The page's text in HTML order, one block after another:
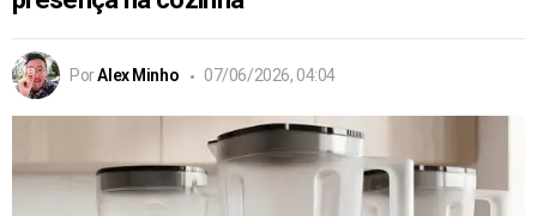
PorAlex Minho 07/06/2026, 04:04